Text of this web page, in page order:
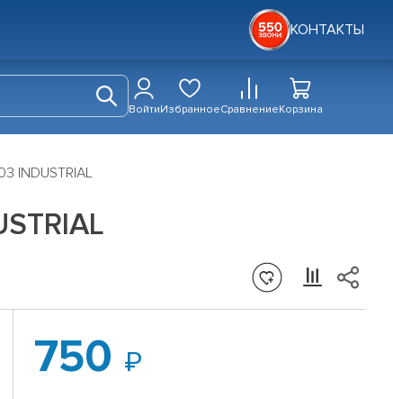
КОНТАКТЫ
ВойтиИзбранноеСравнениеКорзина
INDUSTRIAL
750